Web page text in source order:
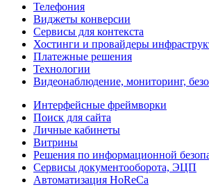
Телефония
Виджеты конверсии
Сервисы для контекста
Хостинги и провайдеры
Платежные решения
Технологии
Видеонаблюдение, мониторинг,
Интерфейсные фреймворки
Поиск для сайта
Личные кабинеты
Витрины
Решения по информационной
Сервисы документооборота, ЭЦП
Автоматизация HoReCa